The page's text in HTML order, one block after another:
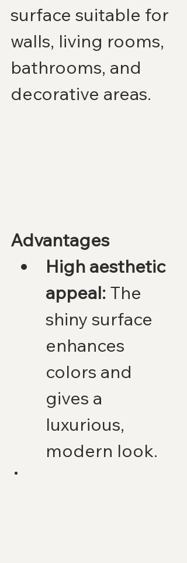
surface suitable for
walls, living rooms,
bathrooms, and
decorative areas.
Advantages
High aesthetic
appeal: The
shiny surface
enhances
colors and
gives a
luxurious,
modern look.